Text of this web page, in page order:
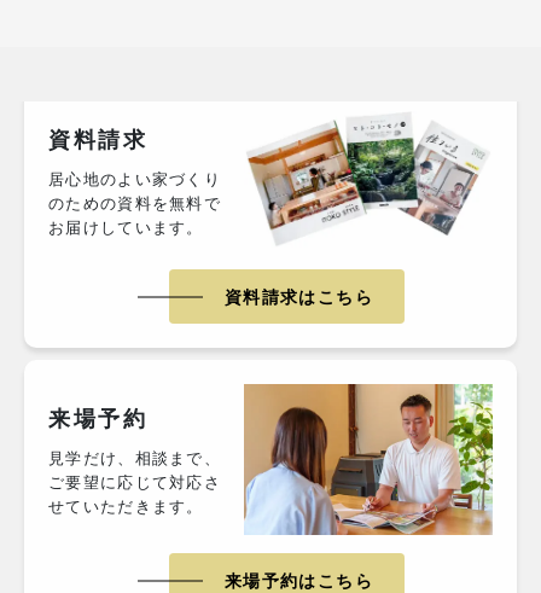
資料請求
居心地のよい家づくり
のための資料を無料で
お届けしています。
資料請求はこちら
来場予約
見学だけ、相談まで、
ご要望に応じて対応さ
せていただきます。
来場予約はこちら